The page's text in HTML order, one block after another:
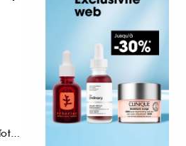
Crème Nuit Régénérante Totale